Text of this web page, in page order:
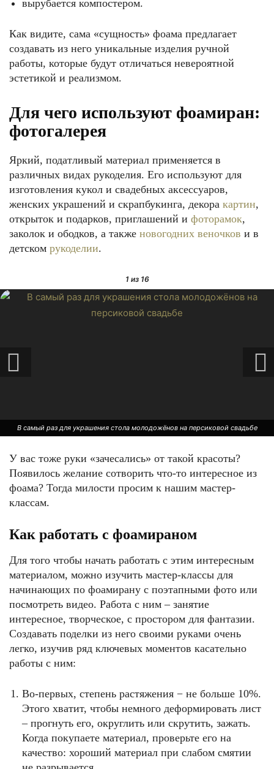
вырубается компостером.
Как видите, сама «сущность» фоама предлагает
создавать из него уникальные изделия ручной
работы, которые будут отличаться невероятной
эстетикой и реализмом.
Для чего используют фоамиран:
фотогалерея
Яркий, податливый материал применяется в
различных видах рукоделия. Его используют для
изготовления кукол и свадебных аксессуаров,
женских украшений и скрапбукинга, декора картин,
открыток и подарков, приглашений и фоторамок,
заколок и ободков, а также новогодних веночков и в
детском рукоделии.
1из 16
В самый раз для украшения стола молодожёнов на персиковой свадьбе
Мимишная прелесть, которую можно сделать собственноручно
Набор украшений
У вас тоже руки «зачесались» от такой красоты?
Появилось желание сотворить что-то интересное из
фоама? Тогда милости просим к нашим мастер-
классам.
Как работать с фоамираном
Для того чтобы начать работать с этим интересным
материалом, можно изучить мастер-классы для
начинающих по фоамирану с поэтапными фото или
посмотреть видео. Работа с ним – занятие
интересное, творческое, с простором для фантазии.
Создавать поделки из него своими руками очень
легко, изучив ряд ключевых моментов касательно
работы с ним:
Во-первых, степень растяжения − не больше 10%.
Этого хватит, чтобы немного деформировать лист
– прогнуть его, округлить или скрутить, зажать.
Когда покупаете материал, проверьте его на
качество: хороший материал при слабом смятии